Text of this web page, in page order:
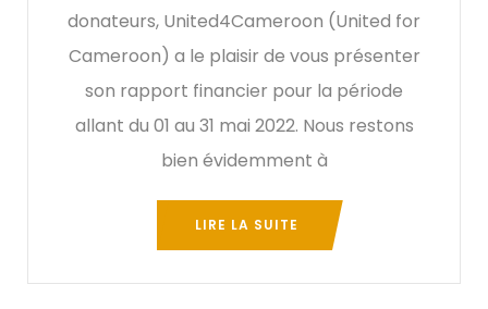
donateurs, United4Cameroon (United for
Cameroon) a le plaisir de vous présenter
son rapport financier pour la période
allant du 01 au 31 mai 2022. Nous restons
bien évidemment à
LIRE LA SUITE